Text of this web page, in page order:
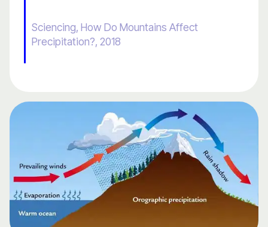
Sciencing, How Do Mountains Affect
Precipitation?, 2018